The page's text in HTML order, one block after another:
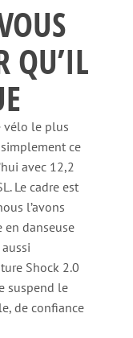
QU’IL
vélo le plus
ce
avec 12,2
Le cadre est
l’avons
en danseuse
Shock 2.0
suspend le
de confiance